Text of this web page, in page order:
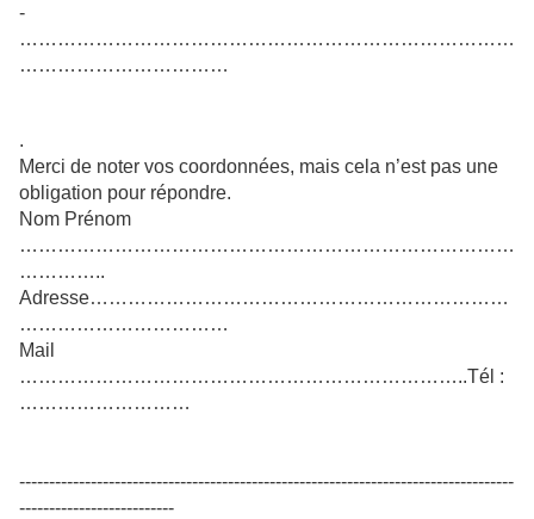
-
……………………………………………………………………
……………………………
.
Merci de noter vos coordonnées, mais cela n’est pas une
obligation pour répondre.
Nom Prénom
……………………………………………………………………
…………..
Adresse…………………………………………………………
……………………………
Mail
……………………………………………………………..Tél :
………………………
-----------------------------------------------------------------------------------
--------------------------